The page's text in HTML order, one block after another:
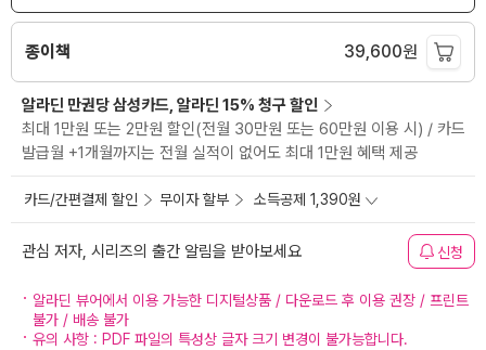
종이책 39,600원
알라딘 만권당 삼성카드, 알라딘 15% 청구 할인
최대 1만원 또는 2만원 할인(전월 30만원 또는 60만원 이용 시) / 카드
발급월 +1개월까지는 전월 실적이 없어도 최대 1만원 혜택 제공
카드/간편결제 할인 무이자 할부 소득공제 1,390원
관심 저자, 시리즈의 출간 알림을 받아보세요 신청
알라딘 뷰어에서 이용 가능한 디지털상품 / 다운로드 후 이용 권장 / 프린트
불가 / 배송 불가
유의 사항 : PDF 파일의 특성상 글자 크기 변경이 불가능합니다.